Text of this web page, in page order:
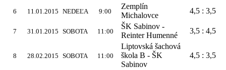
6 11.01.2015 NEDEĽA 9:00
Zemplín
Michalovce
4,5 : 3,5
7 31.01.2015 SOBOTA 11:00
ŠK Sabinov -
Reinter Humenné
3,5 : 4,5
8 28.02.2015 SOBOTA 11:00
Liptovská šachová
škola B - ŠK
Sabinov
4,5 : 3,5